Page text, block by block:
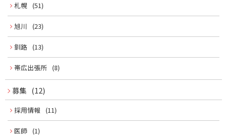
札幌 (51)
旭川 (23)
釧路 (13)
帯広出張所 (8)
募集 (12)
採用情報 (11)
医師 (1)